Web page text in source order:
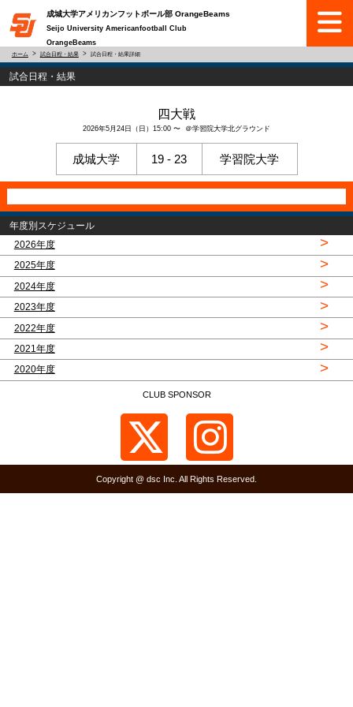
成城大学アメリカンフットボール部 OrangeBeams
Seijo University Americanfootball Club
OrangeBeams
ホーム 試合日程・結果 試合日程・結果詳細
試合日程・結果
四大戦
2026年5月24日（日）15:00 〜 ＠学習院大学北グラウンド
成城大学 19 - 23 学習院大学
年度別スケジュール
2026年度
>
2025年度 >
2024年度 >
2023年度 >
2022年度 >
2021年度 >
2020年度 >
CLUB SPONSOR
Copyright @ dsc Inc. All Rights Reserved.